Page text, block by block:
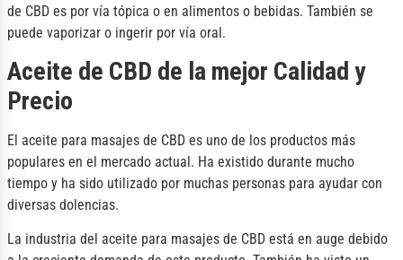
de CBD es por vía tópica o en alimentos o bebidas. También se
puede vaporizar o ingerir por vía oral.
Aceite de CBD de la mejor Calidad y
Precio
El aceite para masajes de CBD es uno de los productos más
populares en el mercado actual. Ha existido durante mucho
tiempo y ha sido utilizado por muchas personas para ayudar con
diversas dolencias.
La industria del aceite para masajes de CBD está en auge debido